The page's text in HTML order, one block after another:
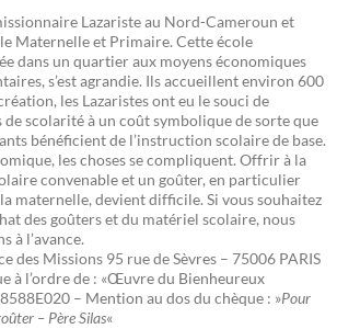
Lazariste au Nord-Cameroun et
Maternelle et Primaire. Cette école
dans un quartier aux moyens économiques
s’est agrandie. Ils accueillent environ 600
les Lazaristes ont eu le souci de
scolarité à un coût symbolique de sorte que
bénéficient de l’instruction scolaire de base.
les choses se compliquent. Offrir à la
convenable et un goûter, en particulier
maternelle, devient difficile. Si vous souhaitez
des goûters et du matériel scolaire, nous
à l’avance.
des Missions 95 rue de Sèvres – 75006 PARIS
à l’ordre de : «Œuvre du Bienheureux
– Mention au dos du chèque : »Pour
– Père Silas«